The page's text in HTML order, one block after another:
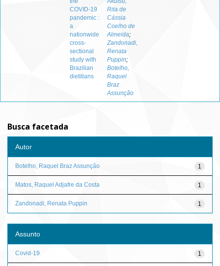
COVID-19
pandemic :
a
nationwide
cross-
sectional
study with
Brazilian
dietitians
Rita de
Cássia
Coelho de
Almeida;
Zandonadi,
Renata
Puppin;
Botelho,
Raquel
Braz
Assunção
Busca facetada
Autor
1
Botelho, Raquel Braz Assunção
1
Matos, Raquel Adjafre da Costa
1
Zandonadi, Renata Puppin
Assunto
1
Covid-19